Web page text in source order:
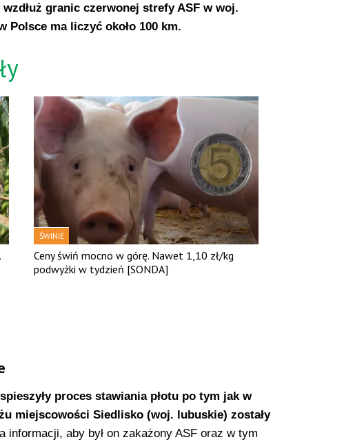
granic czerwonej strefy ASF w woj.
Polsce ma liczyć około 100 km.
ŚWINIE
Ceny świń mocno w górę. Nawet 1,10 zł/kg
podwyżki w tydzień [SONDA]
proces stawiania płotu po tym jak w
miejscowości Siedlisko (woj. lubuskie) zostały
informacji, aby był on zakażony ASF oraz w tym